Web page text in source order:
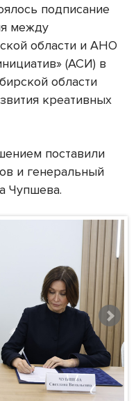
подписание
между
области и АНО
(АСИ) в
области
креативных
поставили
и генеральный
Чупшева.